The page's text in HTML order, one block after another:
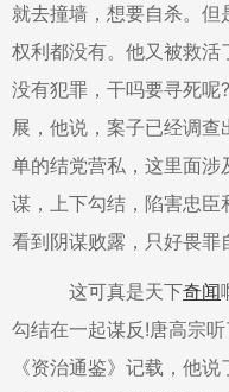
就去撞墙，想要自杀。但
权利都没有。他又被救活
没有犯罪，干吗要寻死
展，他说，案子已经调
单的结党营私，这里面涉
谋，上下勾结，陷害忠
看到阴谋败露，只好畏罪
这可真是天下奇闻
勾结在一起谋反!唐高宗
《资治通鉴》记载，他